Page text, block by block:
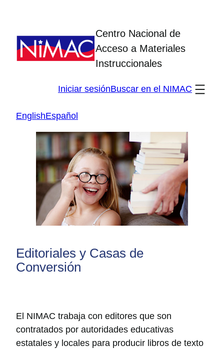
content
Centro Nacional de
Acceso a Materiales
Instruccionales
Iniciar sesiónBuscar en el NIMAC
EnglishEspañol
Editoriales y Casas de
Conversión
El NIMAC trabaja con editores que son
contratados por autoridades educativas
estatales y locales para producir libros de texto